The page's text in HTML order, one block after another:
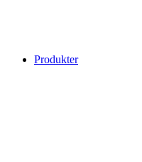
Produkter